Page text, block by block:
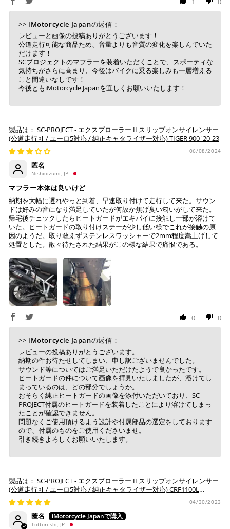
※ 楽天ポイントが貯まるのは楽天カード・楽天ポイン
ト・楽天ペイ残高でのお支払いに限ります。
※ 現在楽天ペイでご使用頂けるクレジットカードは
Visa、Mastercard、JCBのみです。
キャッシュレス決済
上記キャッシュレス決済アカウントからご希望のお支払
い方法をご選択頂き、クリックするだけで簡単に支払い
が完了します。
※ ご利用には事前にPayPay、Apple Payの利用登録が
必要です。
コンビニ決済(事前決済)
入金確認が取れ次第、商品を手配させて頂きます。
店内端末にて操作後、レジにてお支払いください。
※ 支払期限はご注文日より7日以内とさせて頂いてお
り、万が一過ぎてしまった場合は自動でご注文はキャン
※ 税込300,000円以上のお買い物の際にはご利用頂けま
せん。
※ お支払いは現金のみとなります。
銀行振込(事前決済)
ご注文時に情報をお知らせ致しますので、指定の口座に
お振り込みください。
※ お支払期限はご注文日より7日以内とさせて頂いてお
り、万が一過ぎてしまった場合はご注文をキャンセルさ
せて頂きます。
※ 振込手数料はご負担ください。
>> iMotorcycle Japanの返信：
レビューと画像の投稿ありがとうございます！
公道走行可能な商品ため、音量よりも音質の変化を楽しんでいた
だけます！
SCプロジェクトのマフラーを装着いただくことで、スポーティな
気持ちがさらに高まり、今後はバイクに乗る楽しみも一層増える
こと間違いなしです！
今後ともiMotorcycle Japanを宜しくお願いいたします！
SC-PROJECT - エクスプローラー II スリップオンサイレンサー
(公道走行可 / ユーロ5対応 / 純正キャタライザー対応) TIGER 900 '20-23
06/08/2024
匿名
Nishiōizumi, JP
マフラー本体は良いけど
納期を大幅に遅れやっと到着、早速取り付けて走行して来た。サウン
ドは好みの音になり満足していたが何故か焦げ臭い匂いがして来た。
帰宅後チェックしたらヒートガードがエキパイに接触し一部が溶けて
いた。ヒートガードの取り付けステーが少し低い様でこれが接触の原
因のようだ。取り敢えずステンレスワッシャーで2mm程度嵩上げして
処置とした。散々待たされた結果がこの様な結果で痛恨である。
0 0
>> iMotorcycle Japanの返信：
レビューの投稿ありがとうございます。
納期の件お待たせしてしまい、申し訳ございませんでした。
サウンド等についてはご満足いただけたようで良かったです。
ヒートガードの件について画像を拝見いたしましたが、溶けてし
まっているのは、どの部分でしょうか。
おそらく純正ヒートガードの画像を添付いただいており、SC-
PROJECT付属のヒートガードを装着したことにより溶けてしまっ
たことが確認できません。
問題なくご使用頂けるよう設計や付属部品の選定をしております
ので、付属のものをご使用くださいませ。
引き続きよろしくお願いいたします。
SC-PROJECT - エクスプローラー II スリップオンサイレンサー
(公道走行可 / ユーロ5対応 / 純正キャタライザー対応) CRF1100L
AFRICA TWIN / ADVENTURE SPORTS / DCT '20-23
04/30/2023
匿名
Tottori-shi, JP